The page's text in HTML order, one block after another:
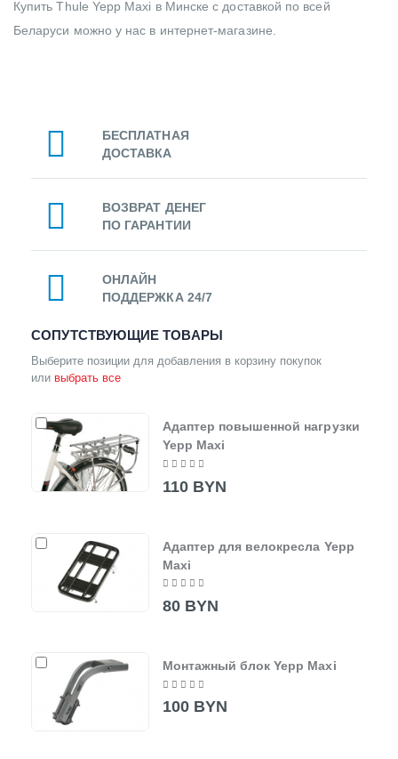
Купить Thule Yepp Maxi в Минске с доставкой по всей
Беларуси можно у нас в интернет-магазине.
БЕСПЛАТНАЯ
ДОСТАВКА
ВОЗВРАТ ДЕНЕГ
ПО ГАРАНТИИ
ОНЛАЙН
ПОДДЕРЖКА 24/7
СОПУТСТВУЮЩИЕ ТОВАРЫ
Выберите позиции для добавления в корзину покупок
или выбрать все
Адаптер повышенной нагрузки
Yepp Maxi
110 BYN
Адаптер для велокресла Yepp
Maxi
80 BYN
Монтажный блок Yepp Maxi
100 BYN